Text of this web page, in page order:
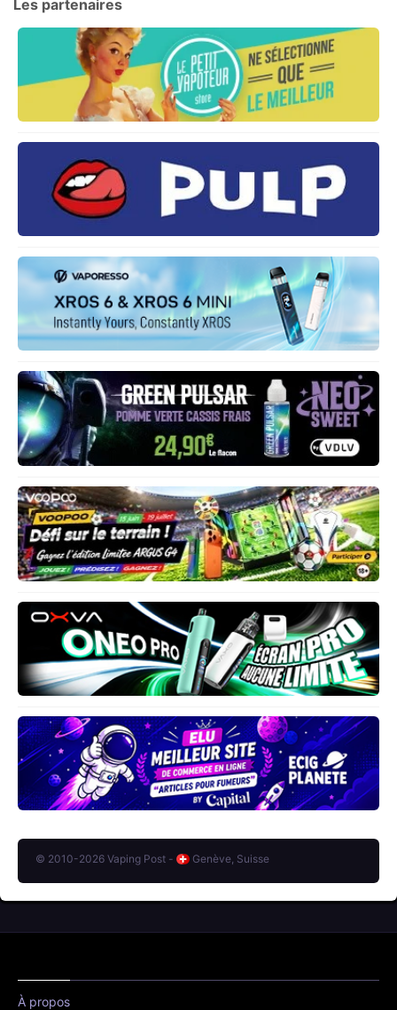
Les partenaires
© 2010-2026 Vaping Post - Genève, Suisse
À propos